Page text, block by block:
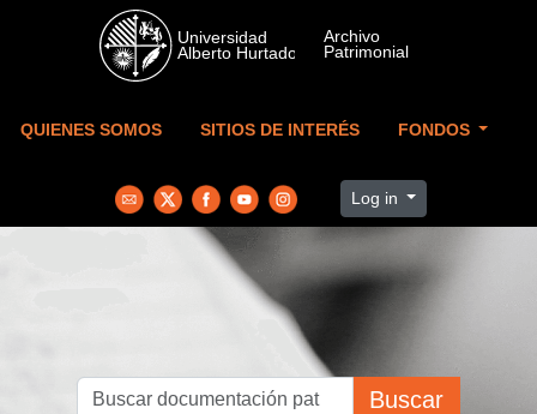
Skip to main content
QUIENES SOMOS SITIOS DE INTERÉS FONDOS
Log in
Buscar